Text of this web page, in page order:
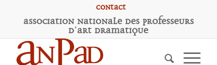
Contact
Association Nationale des Professeurs
d'Art Dramatique